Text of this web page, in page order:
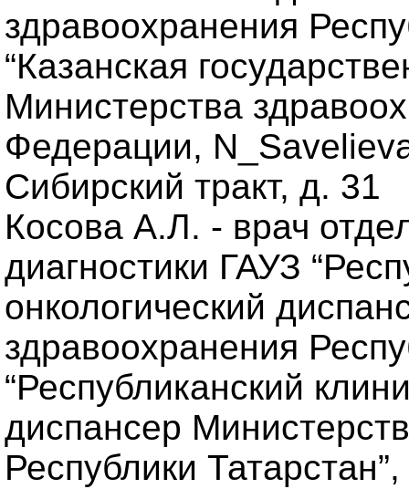
здравоохранения
“Казанская
Министерства
Федерации,
Сибирский тракт, д. 31
Косова А.Л. - врач
диагностики ГАУЗ
онкологический
здравоохранения
“Республиканский
диспансер
Республики Татарстан”,